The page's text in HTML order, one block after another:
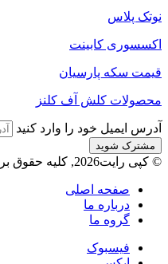
نوتک پلاس
اکسسوری کابینت
قیمت سکه پارسیان
محصولات کلش آف کلنز
آدرس ایمیل خود را وارد کنید
© کپی رایت2026, کلیه حقوق برای دیدگاه پلاس محفوظ است.
صفحه اصلی
درباره ما
گروه ما
فیسبوک